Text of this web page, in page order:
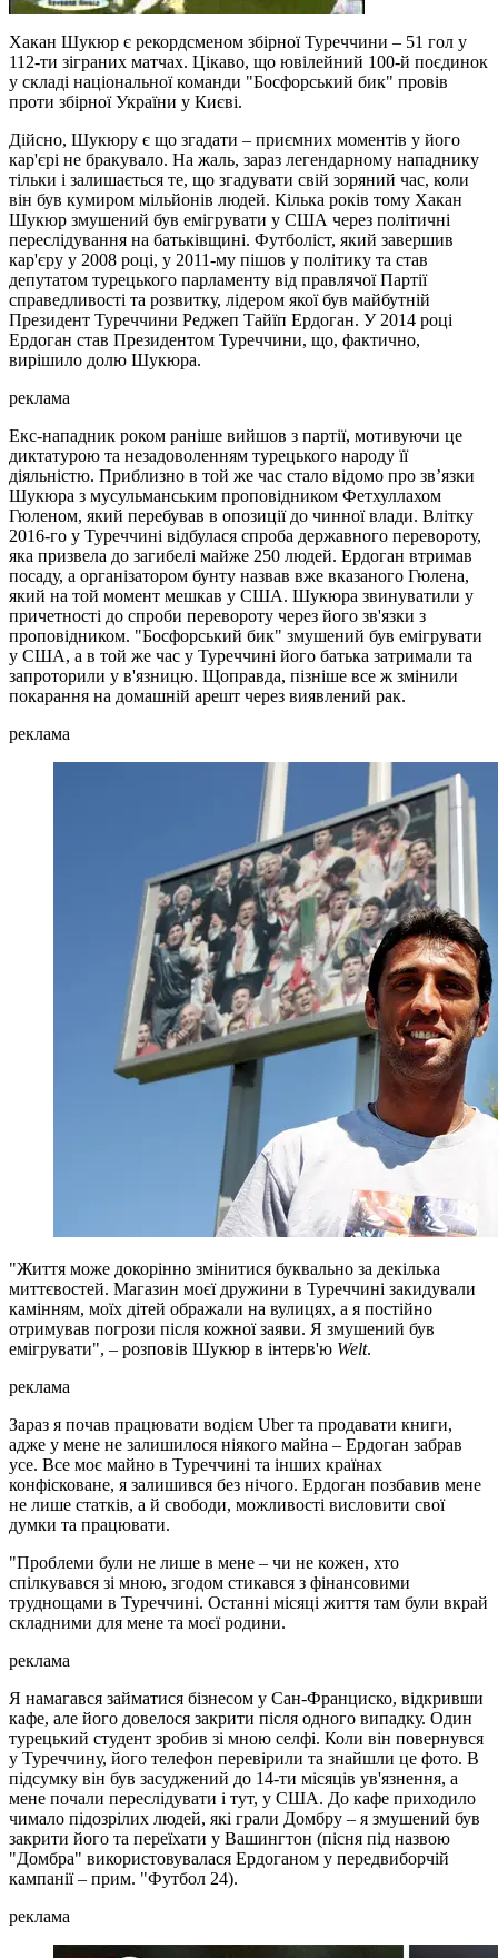
Хакан Шукюр є рекордсменом збірної Туреччини – 51 гол у
112-ти зіграних матчах. Цікаво, що ювілейний 100-й поєдинок
у складі національної команди "Босфорський бик" провів
проти збірної України у Києві.
Дійсно, Шукюру є що згадати – приємних моментів у його
кар'єрі не бракувало. На жаль, зараз легендарному нападнику
тільки і залишається те, що згадувати свій зоряний час, коли
він був кумиром мільйонів людей. Кілька років тому Хакан
Шукюр змушений був емігрувати у США через політичні
переслідування на батьківщині. Футболіст, який завершив
кар'єру у 2008 році, у 2011-му пішов у політику та став
депутатом турецького парламенту від правлячої Партії
справедливості та розвитку, лідером якої був майбутній
Президент Туреччини Реджеп Тайїп Ердоган. У 2014 році
Ердоган став Президентом Туреччини, що, фактично,
вирішило долю Шукюра.
реклама
Екс-нападник роком раніше вийшов з партії, мотивуючи це
диктатурою та незадоволенням турецького народу її
діяльністю. Приблизно в той же час стало відомо про зв’язки
Шукюра з мусульманським проповідником Фетхуллахом
Гюленом, який перебував в опозиції до чинної влади. Влітку
2016-го у Туреччині відбулася спроба державного перевороту,
яка призвела до загибелі майже 250 людей. Ердоган втримав
посаду, а організатором бунту назвав вже вказаного Гюлена,
який на той момент мешкав у США. Шукюра звинуватили у
причетності до спроби перевороту через його зв'язки з
проповідником. "Босфорський бик" змушений був емігрувати
у США, а в той же час у Туреччині його батька затримали та
запроторили у в'язницю. Щоправда, пізніше все ж змінили
покарання на домашній арешт через виявлений рак.
реклама
"Життя може докорінно змінитися буквально за декілька
миттєвостей. Магазин моєї дружини в Туреччині закидували
камінням, моїх дітей ображали на вулицях, а я постійно
отримував погрози після кожної заяви. Я змушений був
емігрувати", – розповів Шукюр в інтерв'ю Welt.
реклама
Зараз я почав працювати водієм Uber та продавати книги,
адже у мене не залишилося ніякого майна – Ердоган забрав
усе. Все моє майно в Туреччині та інших країнах
конфісковане, я залишився без нічого. Ердоган позбавив мене
не лише статків, а й свободи, можливості висловити свої
думки та працювати.
"Проблеми були не лише в мене – чи не кожен, хто
спілкувався зі мною, згодом стикався з фінансовими
труднощами в Туреччині. Останні місяці життя там були вкрай
складними для мене та моєї родини.
реклама
Я намагався займатися бізнесом у Сан-Франциско, відкривши
кафе, але його довелося закрити після одного випадку. Один
турецький студент зробив зі мною селфі. Коли він повернувся
у Туреччину, його телефон перевірили та знайшли це фото. В
підсумку він був засуджений до 14-ти місяців ув'язнення, а
мене почали переслідувати і тут, у США. До кафе приходило
чимало підозрілих людей, які грали Домбру – я змушений був
закрити його та переїхати у Вашингтон (пісня під назвою
"Домбра" використовувалася Ердоганом у передвиборчій
кампанії – прим. "Футбол 24).
реклама